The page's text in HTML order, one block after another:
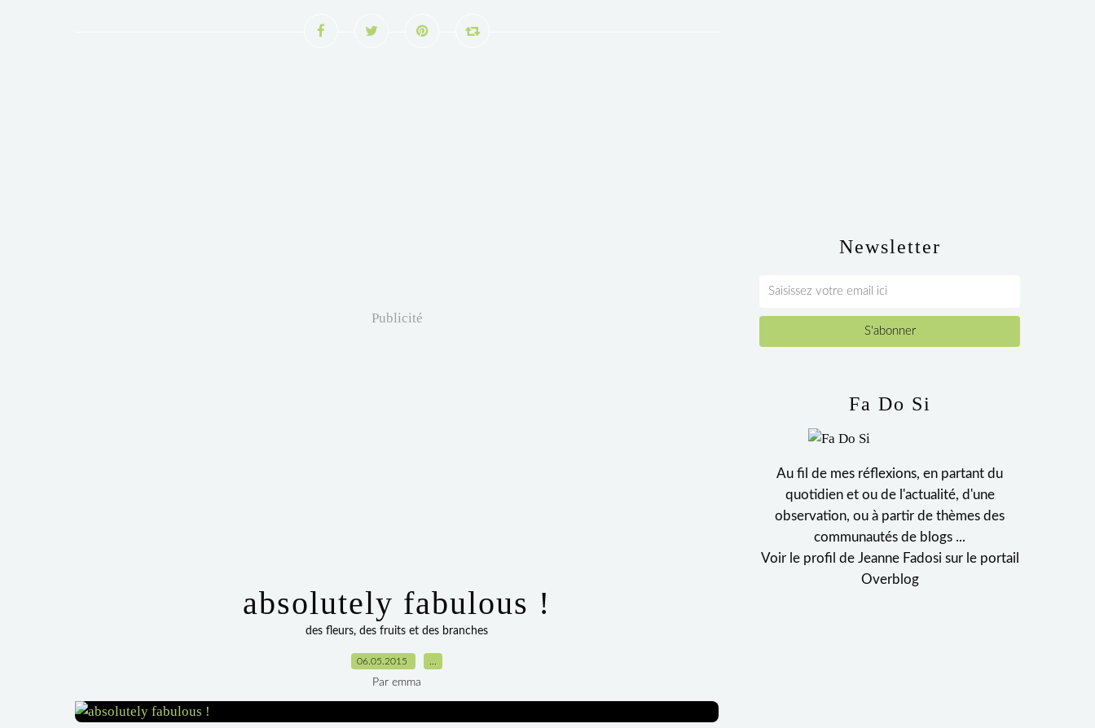
Publicité
absolutely fabulous !
des fleurs, des fruits et des branches
06.05.2015
Par emma
Newsletter
Fa Do Si
Au fil de mes réflexions, en partant du
quotidien et ou de l'actualité, d'une
observation, ou à partir de thèmes des
communautés de blogs ...
Voir le profil de Jeanne Fadosi sur le portail
Overblog